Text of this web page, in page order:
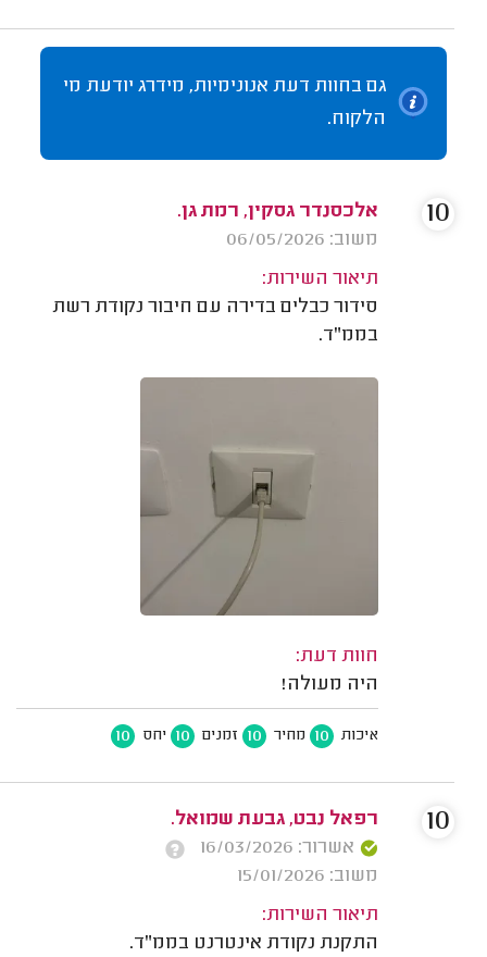
גם בחוות דעת אנונימיות, מידרג יודעת מי
הלקוח.
אלכסנדר גסקין, רמת גן.
משוב: 06/05/2026
תיאור השירות:
סידור כבלים בדירה עם חיבור נקודת רשת
בממ"ד.
חוות דעת:
היה מעולה!
איכות 10 מחיר 10 זמנים 10 יחס 10
10
רפאל נבט, גבעת שמואל.
אשרור: 16/03/2026
משוב: 15/01/2026
תיאור השירות:
התקנת נקודת אינטרנט בממ"ד.
10